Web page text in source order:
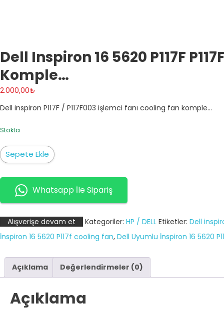
Dell Inspiron 16 5620 P117F
Komple…
2.000,00₺
Dell inspiron P117F / P117F003 işlemci fanı cooling fan komple…
Stokta
Dell
Inspiron
16
5620
P117F
P117F002
P117F003
cooling
komple...
Sepete Ekle
Whatsapp İle Sipariş
Alışverişe devam et Kategoriler: HP / DELL Etiketler: Dell
İnspiron 16 5620 P117f cooling fan, Dell Uyumlu İnspiron 16 5620
Açıklama Değerlendirmeler (0)
Açıklama